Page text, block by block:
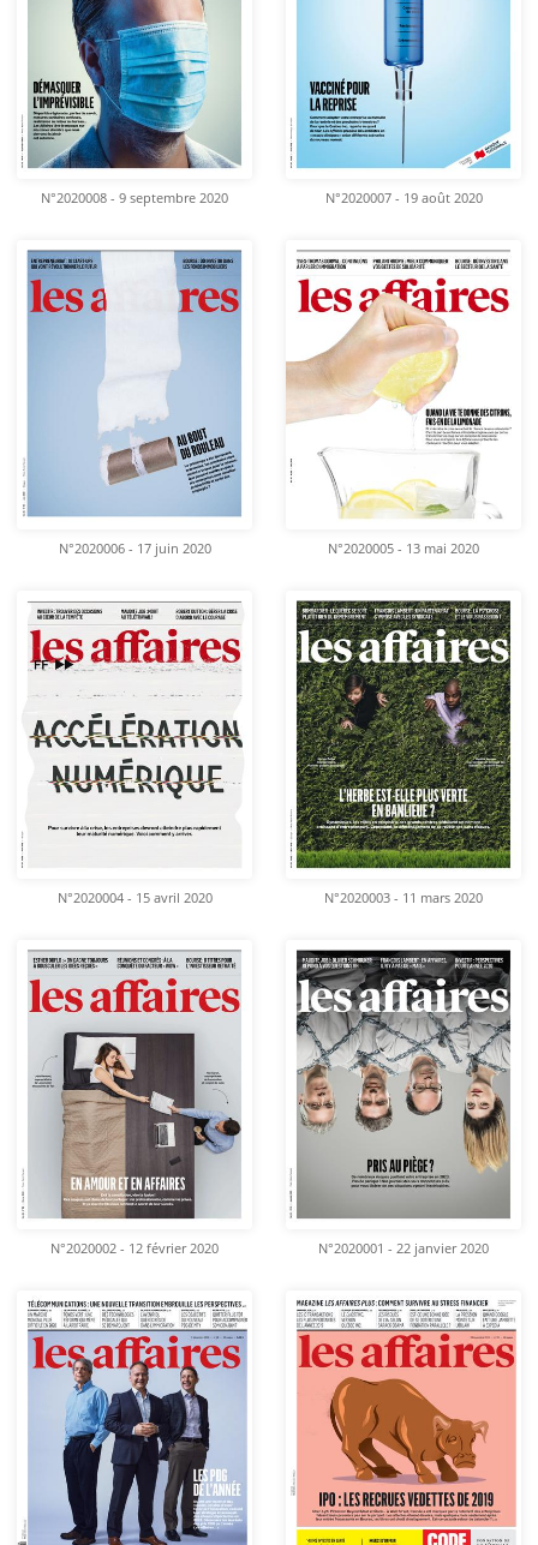
N°2020008 - 9 septembre 2020 N°2020007 - 19 août 2020
N°2020006 - 17 juin 2020 N°2020005 - 13 mai 2020
N°2020004 - 15 avril 2020 N°2020003 - 11 mars 2020
N°2020002 - 12 février 2020 N°2020001 - 22 janvier 2020